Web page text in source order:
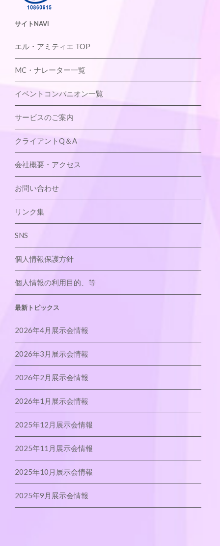
サイトNAVI
エル・アミティエ TOP
MC・ナレーター一覧
イベントコンパニオン一覧
サービスのご案内
クライアントQ＆A
会社概要・アクセス
お問い合わせ
リンク集
SNS
個人情報保護方針
個人情報の利用目的、等
最新トピックス
2026年4月展示会情報
2026年3月展示会情報
2026年2月展示会情報
2026年1月展示会情報
2025年12月展示会情報
2025年11月展示会情報
2025年10月展示会情報
2025年9月展示会情報